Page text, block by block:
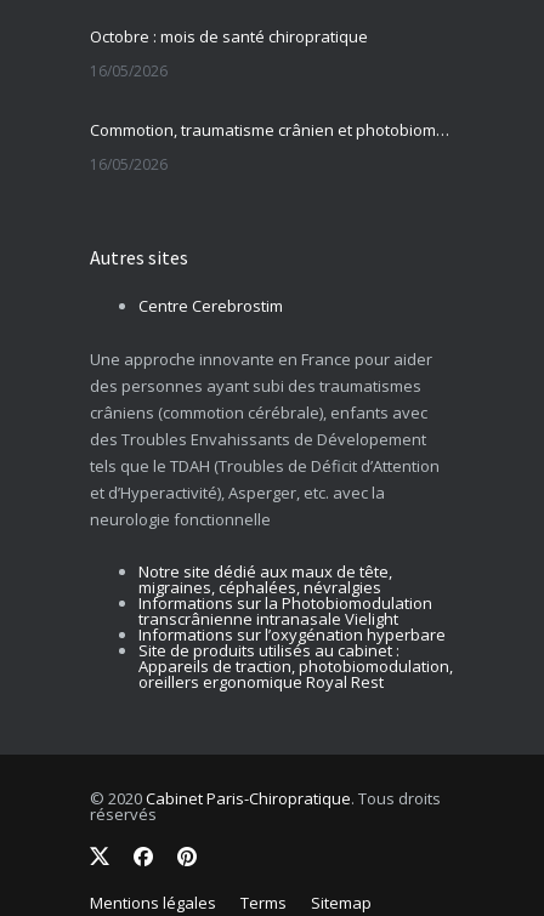
Octobre : mois de santé chiropratique
16/05/2026
Commotion, traumatisme crânien et photobiomodulation transcrânienne
16/05/2026
Autres sites
Centre Cerebrostim
Une approche innovante en France pour aider
des personnes ayant subi des traumatismes
crâniens (commotion cérébrale), enfants avec
des Troubles Envahissants de Dévelopement
tels que le TDAH (Troubles de Déficit d’Attention
et d’Hyperactivité), Asperger, etc. avec la
neurologie fonctionnelle
Notre site dédié aux maux de tête,
migraines, céphalées, névralgies
Informations sur la Photobiomodulation
transcrânienne intranasale Vielight
Informations sur l’oxygénation hyperbare
Site de produits utilisés au cabinet :
Appareils de traction, photobiomodulation,
oreillers ergonomique Royal Rest
© 2020Cabinet Paris-Chiropratique. Tous droits
réservés
Mentions légales Terms Sitemap